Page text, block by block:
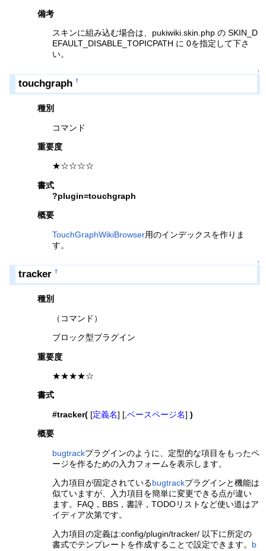
備考
スキンに組み込む場合は、pukiwiki.skin.php の SKIN_D
EFAULT_DISABLE_TOPICPATH に 0を指定して下さ
い。
↑
touchgraph †
種別
コマンド
重要度
★☆☆☆☆
書式
?plugin=touchgraph
概要
TouchGraphWikiBrowser用のインデックスを作りま
す。
↑
tracker †
種別
（コマンド）
ブロック型プラグイン
重要度
★★★★☆
書式
#tracker( [定義名] [,ベースページ名])
概要
bugtrackプラグインのように、定型的な項目をもったペ
ージを作るための入力フォームを表示します。
入力項目が固定されているbugtrackプラグインと機能は
似ていますが、入力項目を簡単に変更できる点が違い
ます。FAQ，BBS，書評，TODOリストなど使い道はア
イディア次第です。
入力項目の定義は:config/plugin/tracker/ 以下に所定の
書式でテンプレートを作成することで設定できます。 b